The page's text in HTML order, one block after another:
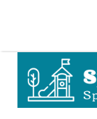
Suchen
nach: